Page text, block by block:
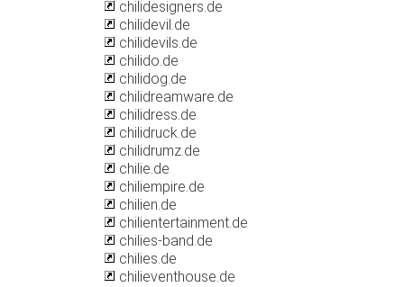
chilidesigners.de
chilidevil.de
chilidevils.de
chilido.de
chilidog.de
chilidreamware.de
chilidress.de
chilidruck.de
chilidrumz.de
chilie.de
chiliempire.de
chilien.de
chilientertainment.de
chilies-band.de
chilies.de
chilieventhouse.de